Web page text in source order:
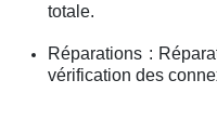
totale.
Réparations :
vérification des